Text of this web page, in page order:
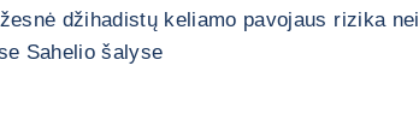
džihadistų keliamo pavojaus rizika nei
Sahelio šalyse